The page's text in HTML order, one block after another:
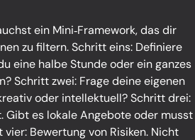
ein Mini‑Framework, das dir
zu filtern. Schritt eins: Definiere
eine halbe Stunde oder ein ganzes
Schritt zwei: Frage deine eigenen
oder intellektuell? Schritt drei:
Gibt es lokale Angebote oder musst
Bewertung von Risiken. Nicht